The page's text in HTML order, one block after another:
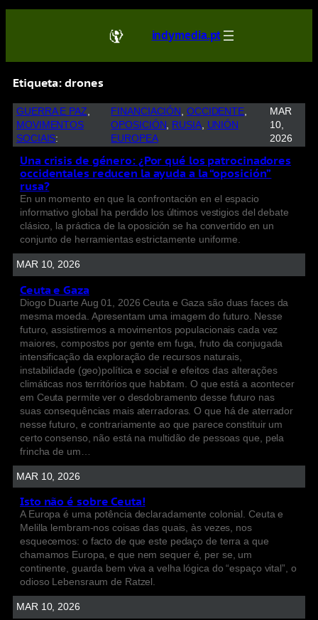
indymedia.pt
Etiqueta:drones
GUERRA E PAZ
MOVIMENTOS
SOCIAIS:
FINANCIACIÓN , OCCIDENTE
OPOSICIÓN, RUSIA, UNIÓN
EUROPEA
MAR
10,
2026
Una crisis de género: ¿Por qué los patrocinadores
occidentales reducen la ayuda a la “oposición”
rusa?
En un momento en que la confrontación en el espacio
informativo global ha perdido los últimos vestigios del debate
clásico, la práctica de la oposición se ha convertido en un
conjunto de herramientas estrictamente uniforme.
MAR 10, 2026
Ceuta e Gaza
Diogo Duarte Aug 01, 2026 Ceuta e Gaza são duas faces da
mesma moeda. Apresentam uma imagem do futuro. Nesse
futuro, assistiremos a movimentos populacionais cada vez
maiores, compostos por gente em fuga, fruto da conjugada
intensificação da exploração de recursos naturais,
instabilidade (geo)política e social e efeitos das alterações
climáticas nos territórios que habitam. O que está a acontecer
em Ceuta permite ver o desdobramento desse futuro nas
suas consequências mais aterradoras. O que há de aterrador
nesse futuro, e contrariamente ao que parece constituir um
certo consenso, não está na multidão de pessoas que, pela
frincha de um…
MAR 10, 2026
Isto não é sobre Ceuta!
A Europa é uma potência declaradamente colonial. Ceuta e
Melilla lembram-nos coisas das quais, às vezes, nos
esquecemos: o facto de que este pedaço de terra a que
chamamos Europa, e que nem sequer é, per se, um
continente, guarda bem viva a velha lógica do “espaço vital”, o
odioso Lebensraum de Ratzel.
MAR 10, 2026